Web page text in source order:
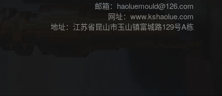
邮箱：haoluemould@126.com
网址：www.kshaolue.com
地址：江苏省昆山市玉山镇富城路129号A栋